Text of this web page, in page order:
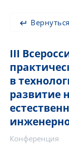
Вернуться
III
в
развитие
Конференция